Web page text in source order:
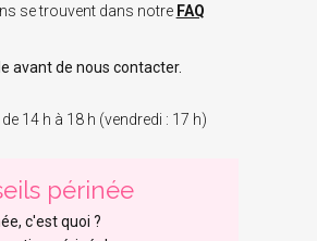
se trouvent dans notre FAQ
avant de nous contacter.
14 h à 18 h (vendredi : 17 h)
périnée
c'est quoi ?